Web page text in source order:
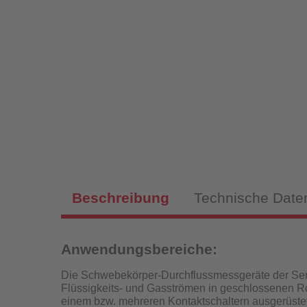
Beschreibung Technische
Anwendungsbereiche:
Die Schwebekörper-Durchflussmessgeräte der
Flüssigkeits- und Gasströmen in geschlossenen
einem bzw. mehreren Kontaktschaltern